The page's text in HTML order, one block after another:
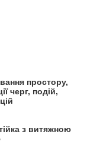
простору,
черг, подій,
з витяжною